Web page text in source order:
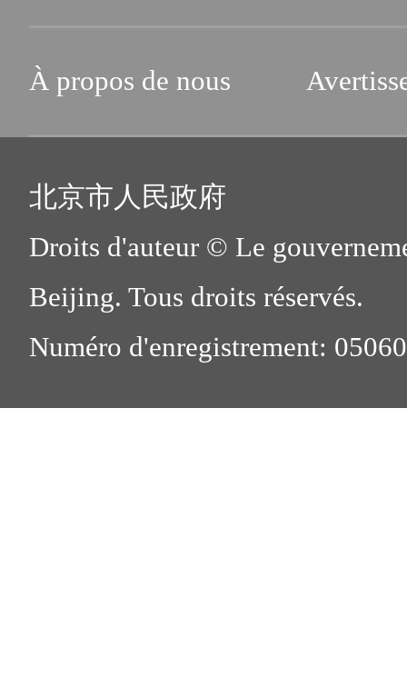
À propos de nous
北京市人民政府
Droits d'auteur © Le
Beijing. Tous droits réservés.
Numéro d'enregistrement: